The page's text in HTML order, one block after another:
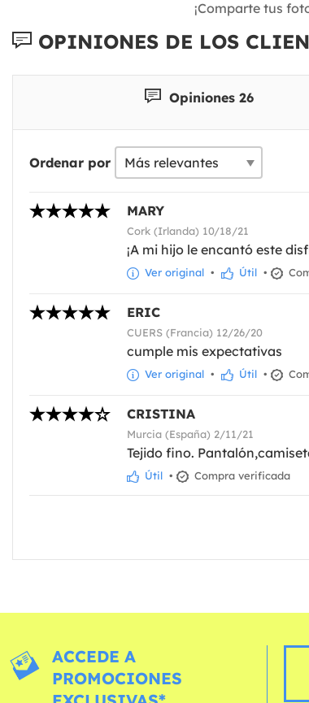
¡Comparte tus
OPINIONES DE LOS
Opiniones 26
Ordenar por
MARY
Cork (Irlanda) 10/18/21
¡A mi hijo le encantó este
Ver original • Útil •
ERIC
CUERS (Francia) 12/26/20
cumple mis expectativas
Ver original • Útil •
CRISTINA
Murcia (España) 2/11/21
Tejido fino.
Útil • Compra verificada
ACCEDE A
PROMOCIONES